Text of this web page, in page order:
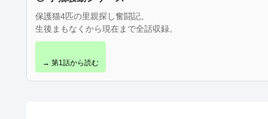
保護猫4匹の里親探し奮闘記。
生後まもなくから現在まで全話収録。
→ 第1話から読む